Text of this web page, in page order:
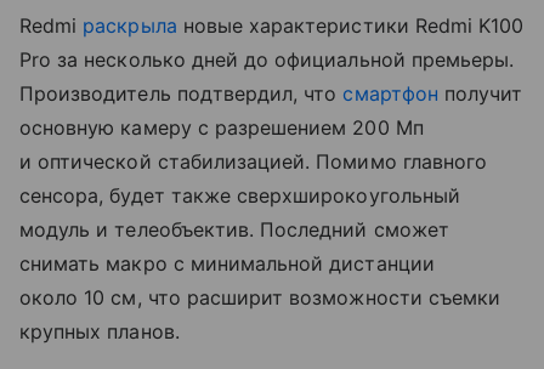
Redmi раскрыла новые характеристики Redmi K100
Pro за несколько дней до официальной премьеры.
Производитель подтвердил, что смартфон получит
основную камеру с разрешением 200 Мп
и оптической стабилизацией. Помимо главного
сенсора, будет также сверхширокоугольный
модуль и телеобъектив. Последний сможет
снимать макро с минимальной дистанции
около 10 см, что расширит возможности съемки
крупных планов.